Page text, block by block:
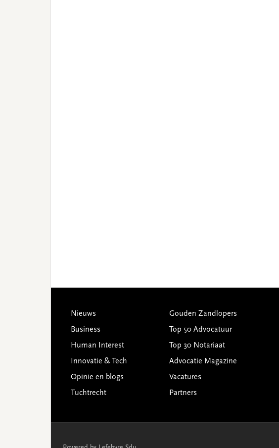
Footer
Nieuws
Business
Human Interest
Innovatie & Tech
Opinie en blogs
Tuchtrecht
Gouden Zandlopers
Top 50 Advocatuur
Top 30 Notariaat
Advocatie Magazine
Vacatures
Partners